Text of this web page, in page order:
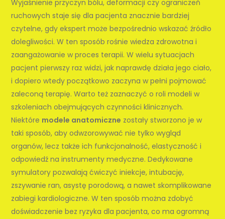
Wyjaśnienie przyczyn bólu, deformacji czy ograniczeń
ruchowych staje się dla pacjenta znacznie bardziej
czytelne, gdy ekspert może bezpośrednio wskazać źródło
dolegliwości. W ten sposób rośnie wiedza zdrowotna i
zaangażowanie w proces terapii. W wielu sytuacjach
pacjent pierwszy raz widzi, jak naprawdę działa jego ciało,
i dopiero wtedy początkowo zaczyna w pełni pojmować
zaleconą terapię. Warto też zaznaczyć o roli modeli w
szkoleniach obejmujących czynności klinicznych.
Niektóre modele anatomiczne zostały stworzono je w
taki sposób, aby odwzorowywać nie tylko wygląd
organów, lecz także ich funkcjonalność, elastyczność i
odpowiedź na instrumenty medyczne. Dedykowane
symulatory pozwalają ćwiczyć iniekcje, intubację,
zszywanie ran, asystę porodową, a nawet skomplikowane
zabiegi kardiologiczne. W ten sposób można zdobyć
doświadczenie bez ryzyka dla pacjenta, co ma ogromną